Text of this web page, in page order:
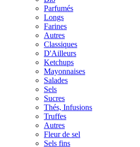
Parfumés
Longs
Farines
Autres
Classiques
D'Ailleurs
Ketchups
Mayonnaises
Salades
Sels
Sucres
Thés, Infusions
Truffes
Autres
Fleur de sel
Sels fins